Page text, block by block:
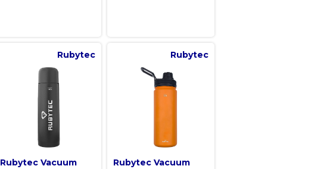
Rubytec
Rubytec Vacuum
Rubytec
Rubytec Vacuum